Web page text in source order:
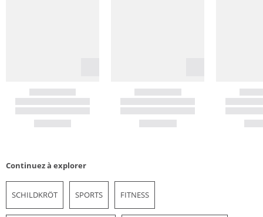
Continuez à explorer
SCHILDKRÖT SPORTS FITNESS